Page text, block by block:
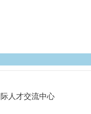
人才交流中心